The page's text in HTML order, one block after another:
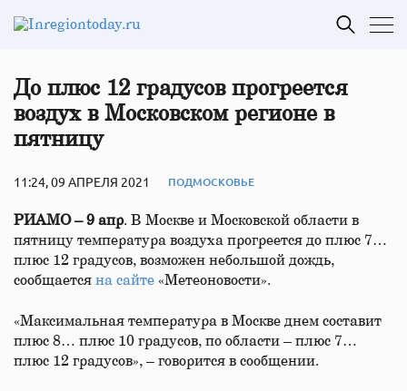
До плюс 12 градусов прогреется
воздух в Московском регионе в
пятницу
11:24, 09 АПРЕЛЯ 2021 ПОДМОСКОВЬЕ
РИАМО – 9 апр. В Москве и Московской области в
пятницу температура воздуха прогреется до плюс 7…
плюс 12 градусов, возможен небольшой дождь,
сообщается на сайте «Метеоновости».
«Максимальная температура в Москве днем составит
плюс 8… плюс 10 градусов, по области – плюс 7…
плюс 12 градусов», – говорится в сообщении.